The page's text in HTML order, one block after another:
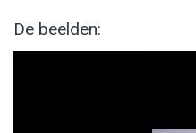
De beelden: